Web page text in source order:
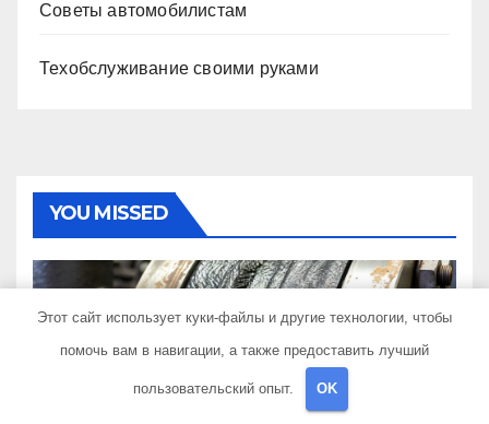
Советы автомобилистам
Техобслуживание своими руками
YOU MISSED
уплотнительная лента для
Этот сайт использует куки-файлы и другие технологии, чтобы
помочь вам в навигации, а также предоставить лучший
пользовательский опыт. OK